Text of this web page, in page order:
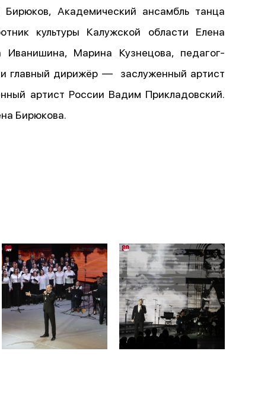
Академический ансамбль танца
культуры Калужской области Елена
Марина Кузнецова, педагог-
и главный дирижёр — заслуженный артист
артист России Вадим Прикладовский.
Бирюкова.